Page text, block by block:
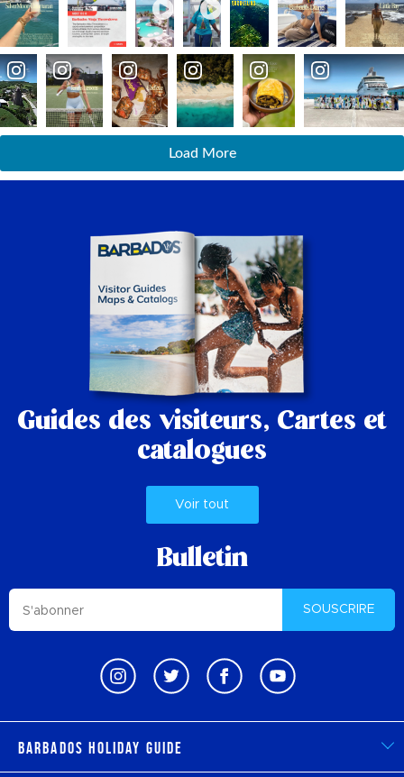
Load More
Guides des visiteurs, Cartes et
catalogues
Voir tout
Bulletin
SOUSCRIRE
Barbados Holiday Guide